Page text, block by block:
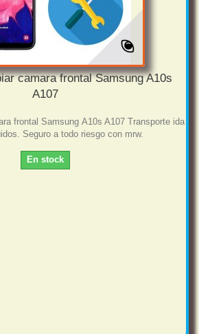
camara frontal Samsung A10s
A107
frontal Samsung A10s A107 Transporte ida
Seguro a todo riesgo con mrw.
En stock